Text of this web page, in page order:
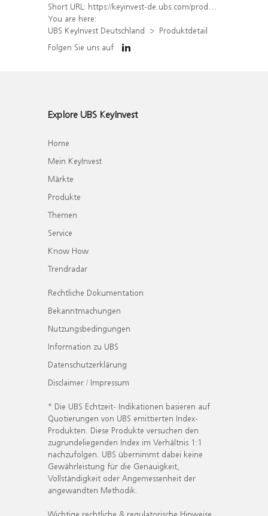
Short URL: https://keyinvest-de.ubs.com/produkt/detail/index/isin/DE000WA71T70
You are here:
UBS KeyInvest Deutschland
Produktdetail
Folgen Sie uns auf
Explore UBS KeyInvest
Home
Mein KeyInvest
Märkte
Produkte
Themen
Service
Know How
Trendradar
Rechtliche Dokumentation
Bekanntmachungen
Nutzungsbedingungen
Information zu UBS
Datenschutzerklärung
Disclaimer / Impressum
* Die UBS Echtzeit- Indikationen basieren auf
Quotierungen von UBS emittierten Index-
Produkten. Diese Produkte versuchen den
zugrundeliegenden Index im Verhältnis 1:1
nachzufolgen. UBS übernimmt dabei keine
Gewährleistung für die Genauigkeit,
Vollständigkeit oder Angemessenheit der
angewandten Methodik.